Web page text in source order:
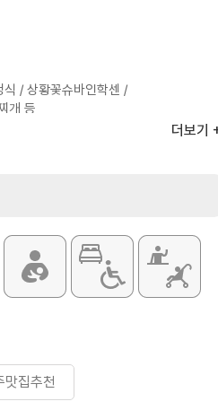
식 / 상황꽃슈바인학센 /
개 등
더보기
맛집추천